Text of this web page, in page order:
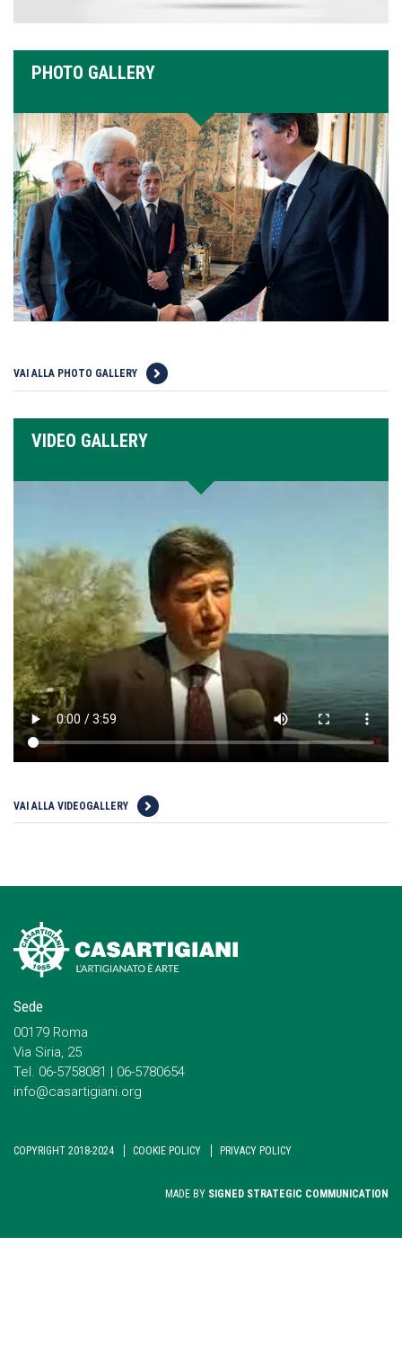
PHOTO GALLERY
VAI ALLA PHOTO GALLERY
VIDEO GALLERY
VAI ALLA VIDEOGALLERY
Sede
00179 Roma
Via Siria, 25
Tel. 06-5758081 | 06-5780654
info@casartigiani.org
COPYRIGHT 2018-2024 COOKIE POLICY PRIVACY POLICY
MADE BY SIGNED STRATEGIC COMMUNICATION